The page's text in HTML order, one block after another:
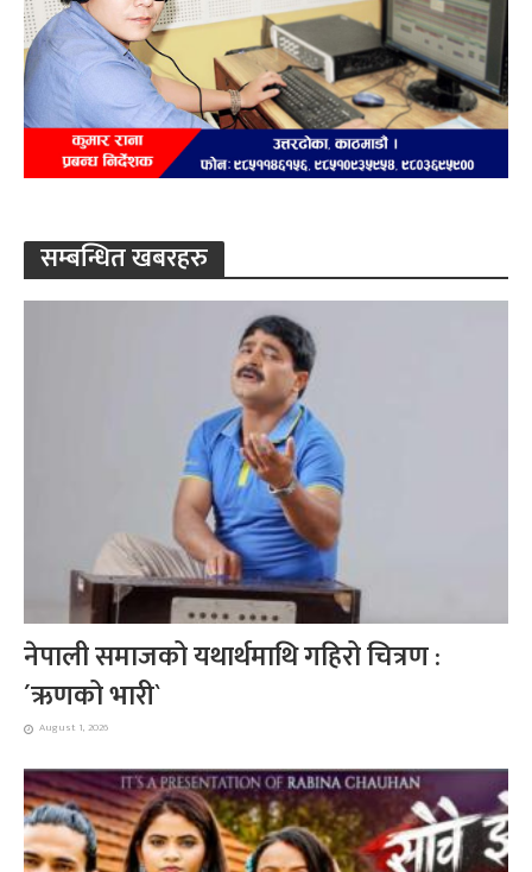
सम्बन्धित खबरहरु
नेपाली समाजको यथार्थमाथि गहिरो चित्रण :
´ऋणको भारी`
August 1, 2026